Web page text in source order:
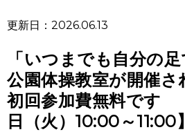
更新日：2026.06.13
「いつまでも自分の
公園体操教室が開
初回参加費無料
日（火）10:00～11:00】